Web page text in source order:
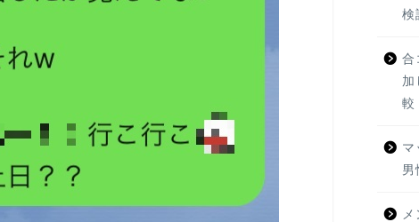
検
合
加
較
マ
男